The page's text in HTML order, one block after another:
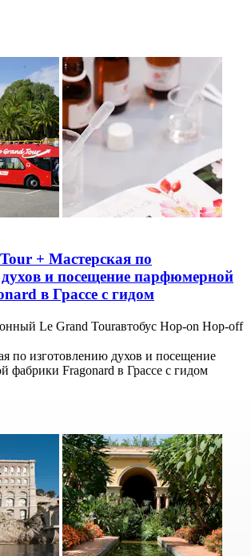
+ Мастерская по
и посещение парфюмерной
в Грассе с гидом
Le Grand Tourавтобус Hop-on Hop-off
по изготовлению духов и посещение
фабрики Fragonard в Грассе с гидом